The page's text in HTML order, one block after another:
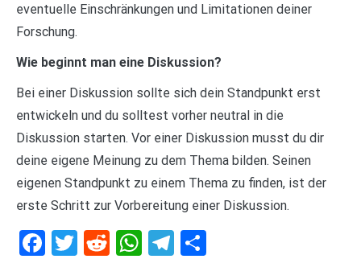
eventuelle Einschränkungen und Limitationen deiner
Forschung.
Wie beginnt man eine Diskussion?
Bei einer Diskussion sollte sich dein Standpunkt erst
entwickeln und du solltest vorher neutral in die
Diskussion starten. Vor einer Diskussion musst du dir
deine eigene Meinung zu dem Thema bilden. Seinen
eigenen Standpunkt zu einem Thema zu finden, ist der
erste Schritt zur Vorbereitung einer Diskussion.
Facebook
Twitter
RedditWhatsApp
Telegram